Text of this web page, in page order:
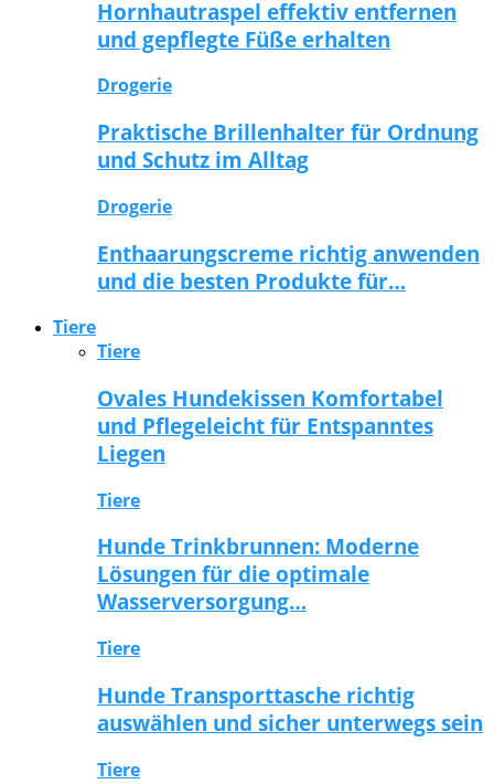
Hornhautraspel effektiv entfernen
und gepflegte Füße erhalten
Drogerie
Praktische Brillenhalter für Ordnung
und Schutz im Alltag
Drogerie
Enthaarungscreme richtig anwenden
und die besten Produkte für…
Tiere
Tiere
Ovales Hundekissen Komfortabel
und Pflegeleicht für Entspanntes
Liegen
Tiere
Hunde Trinkbrunnen: Moderne
Lösungen für die optimale
Wasserversorgung…
Tiere
Hunde Transporttasche richtig
auswählen und sicher unterwegs sein
Tiere